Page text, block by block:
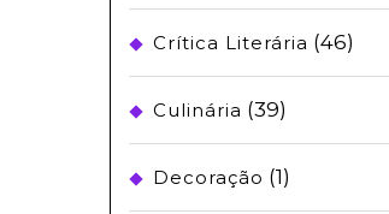
Crítica Literária (46)
Culinária (39)
Decoração (1)